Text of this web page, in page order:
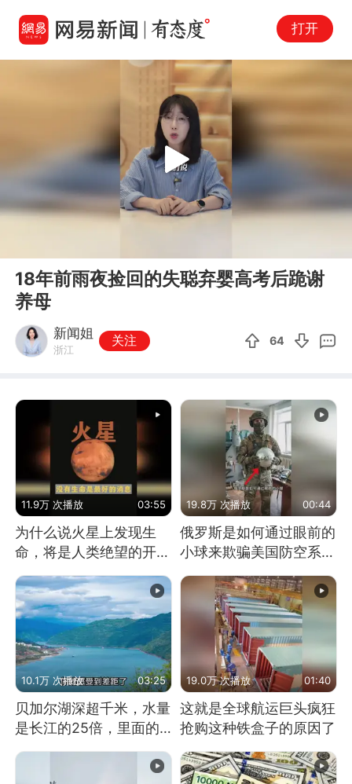
打开
Play
18年前雨夜捡回的失聪弃婴高考后跪谢
养母
新闻姐
浙江
关注 64
11.9万 次播放 03:55
为什么说火星上发现生
命，将是人类绝望的开
始？
19.8万 次播放 00:44
俄罗斯是如何通过眼前的
小球来欺骗美国防空系统
的
10.1万 次播放 03:25
贝加尔湖深超千米，水量
是长江的25倍，里面的
19.0万 次播放 01:40
这就是全球航运巨头疯狂
抢购这种铁盒子的原因了